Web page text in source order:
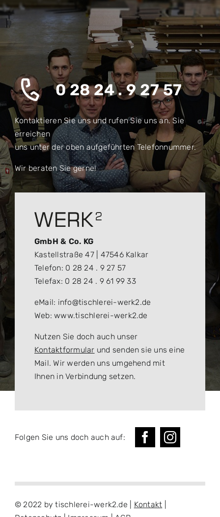
0 28 24 . 9 27 57
Kontaktieren Sie uns und rufen Sie uns an. Sie
erreichen
uns unter der oben aufgeführten Telefonnummer.
Wir beraten Sie gerne!
GmbH & Co. KG
Kastellstraße 47 | 47546 Kalkar
Telefon: 0 28 24 . 9 27 57
Telefax: 0 28 24 . 9 61 99 33
eMail: info@tischlerei-werk2.de
Web: www.tischlerei-werk2.de
Nutzen Sie doch auch unser
Kontaktformular und senden sie uns eine
Mail. Wir werden uns umgehend mit
Ihnen in Verbindung setzen.
Folgen Sie uns doch auch auf:
© 2022 by tischlerei-werk2.de | Kontakt